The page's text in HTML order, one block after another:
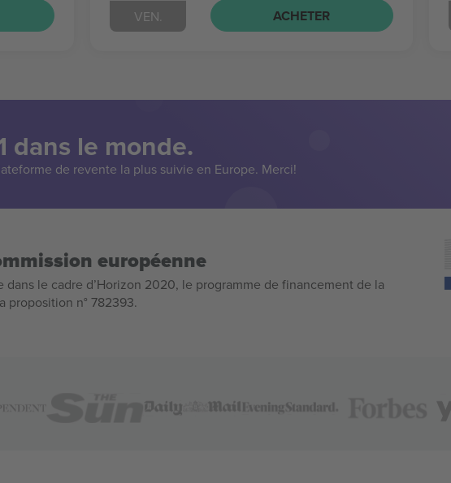
VEN. ACHETER
dans le monde.
de revente la plus suivie en Europe. Merci!
européenne
le cadre d’Horizon 2020, le programme de financement de la
proposition n° 782393.